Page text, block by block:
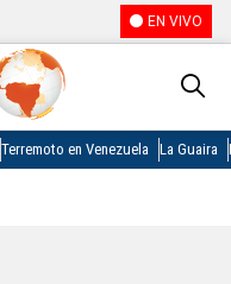
EN VIVO
Terremoto en Venezuela La Guaira